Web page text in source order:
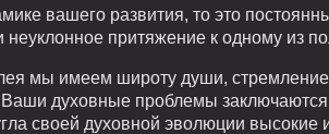
вашего развития, то это
притяжение к одному из
мы имеем широту души, стремление
духовные проблемы заключаются
своей духовной эволюции